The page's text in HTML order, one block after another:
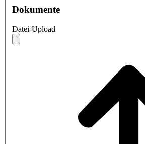
Dokumente
Datei-Upload